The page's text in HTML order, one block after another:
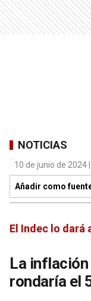
NOTICIAS
10 de junio de 2024
Añadir como
El Indec lo dará
La inflación
rondaría el